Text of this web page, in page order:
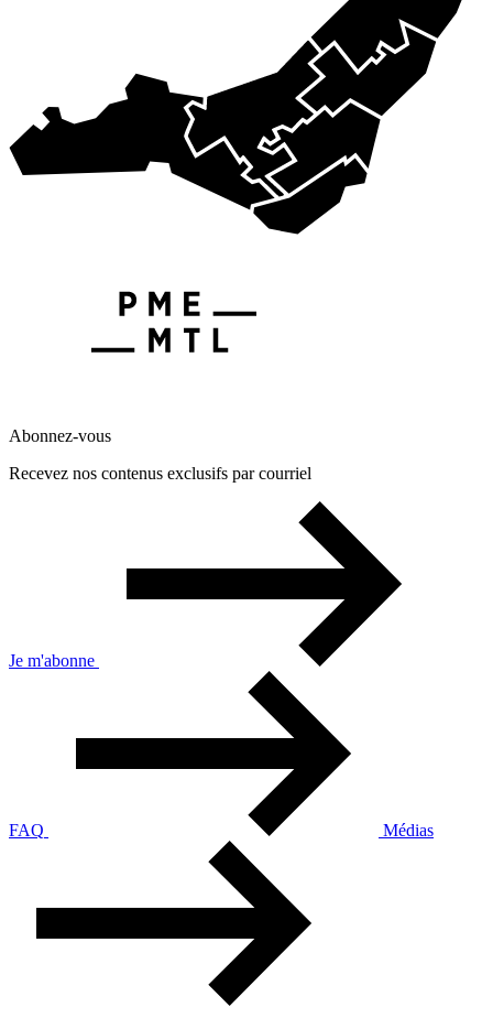
Abonnez-vous
Recevez nos contenus exclusifs par courriel
Je m'abonne
FAQ Médias